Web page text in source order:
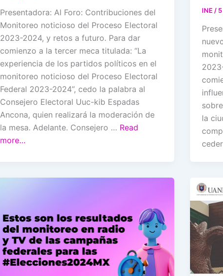
Presentadora: Al Foro: Contribuciones del
Monitoreo noticioso del Proceso Electoral
2023-2024, y retos a futuro. Para dar
comienzo a la tercer meca titulada: “La
experiencia de los partidos políticos en el
monitoreo noticioso del Proceso Electoral
Federal 2023-2024”, cedo la palabra al
Consejero Electoral Uuc-kib Espadas
Ancona, quien realizará la moderación de
la mesa. Adelante. Consejero … Read
more…
INE /
la